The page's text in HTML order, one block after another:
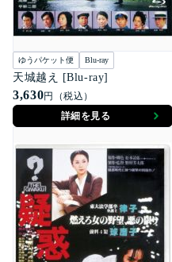
ゆうパケット便 Blu-ray
天城越え [Blu-ray]
3,630円（税込）
詳細を見る